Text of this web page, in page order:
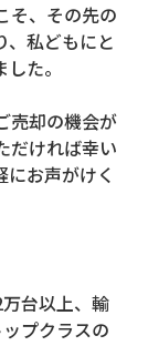
そ、その先の
、私どもにと
た。
売却の機会が
だければ幸い
お声がけく
台以上、輸
プクラスの